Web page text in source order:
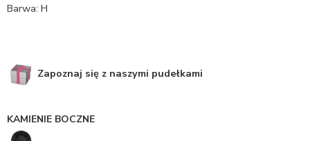
Barwa: H
Zapoznaj się z naszymi pudełkami
KAMIENIE BOCZNE